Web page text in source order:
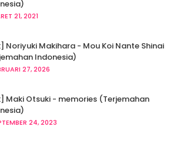
21, 2021
Noriyuki Makihara - Mou Koi Nante Shinai
Indonesia)
27, 2026
Maki Otsuki - memories (Terjemahan
24, 2023